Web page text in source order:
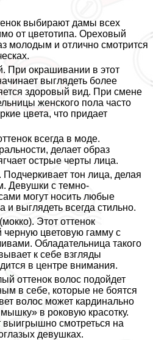
выбирают дамы всех
от цветотипа. Ореховый
молодым и отлично смотрится
При окрашивании в этот
выглядеть более
здоровый вид. При смене
женского пола часто
цвета, что придает
всегда в моде.
делает образ
острые черты лица.
Подчеркивает тон лица, делая
Дeвyшки с темно-
могут носить любые
и выглядеть всегда стильно.
Этот оттенок
черную цветовую гамму с
Обладательница такого
к себе взгляды
в центре внимания.
оттенок волос подойдет
в себе, которые не боятся
волос может кардинально
в роковую красотку.
выигрышно смотреться на
дeвyшках.